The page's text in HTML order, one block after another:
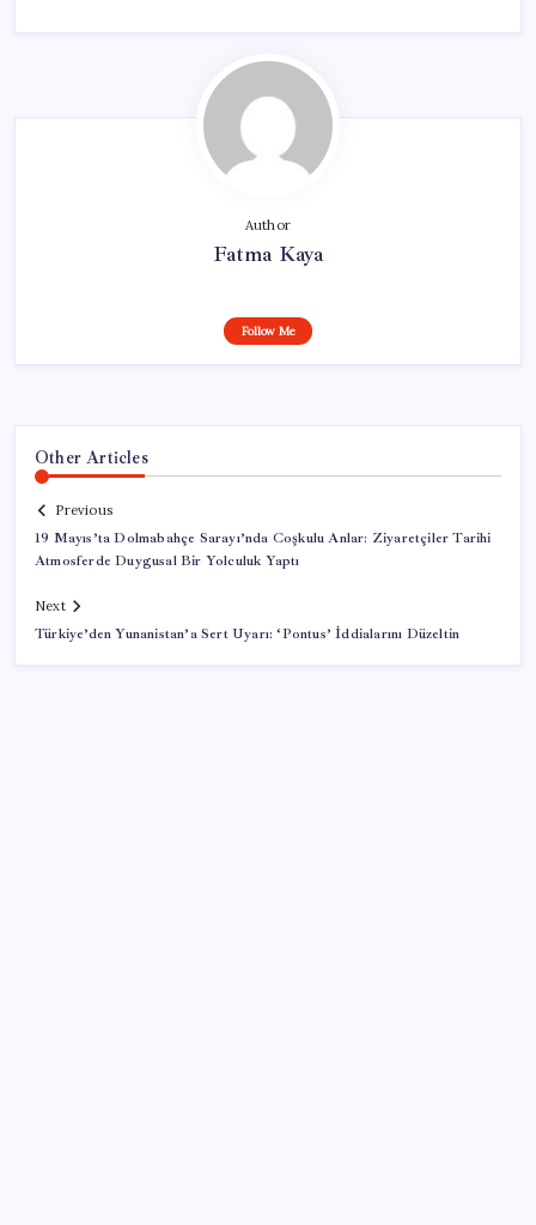
Author
Fatma Kaya
Follow Me
Other Articles
Previous
19 Mayıs’ta Dolmabahçe Sarayı’nda Coşkulu Anlar: Ziyaretçiler Tarihi
Atmosferde Duygusal Bir Yolculuk Yaptı
Next
Türkiye’den Yunanistan’a Sert Uyarı: ‘Pontus’ İddialarını Düzeltin